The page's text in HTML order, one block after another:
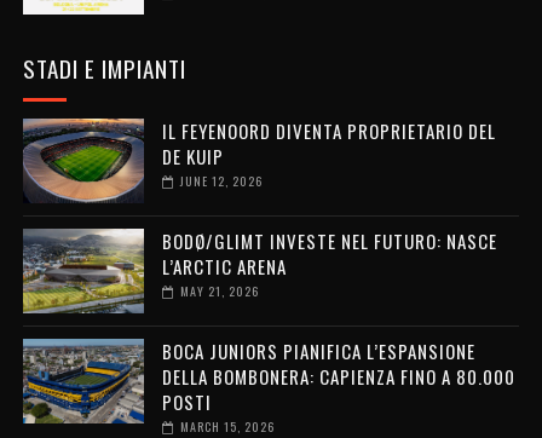
STADI E IMPIANTI
IL FEYENOORD DIVENTA PROPRIETARIO DEL
DE KUIP
JUNE 12, 2026
BODØ/GLIMT INVESTE NEL FUTURO: NASCE
L’ARCTIC ARENA
MAY 21, 2026
BOCA JUNIORS PIANIFICA L’ESPANSIONE
DELLA BOMBONERA: CAPIENZA FINO A 80.000
POSTI
MARCH 15, 2026